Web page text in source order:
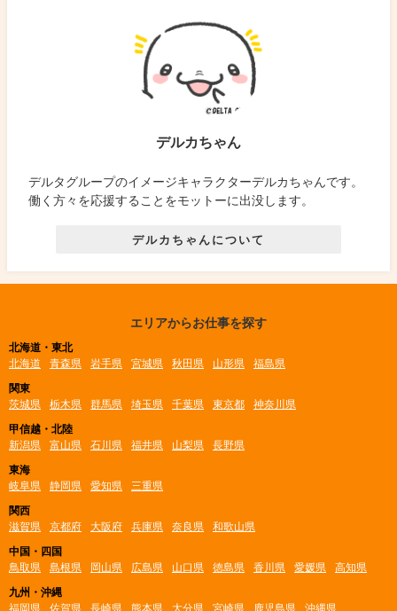
デルカちゃん
デルタグループのイメージキャラクターデルカちゃんです。
働く方々を応援することをモットーに出没します。
デルカちゃんについて
エリアからお仕事を探す
北海道・東北
北海道
青森県 岩手県 宮城県 秋田県 山形県 福島県
関東
茨城県
栃木県 群馬県 埼玉県 千葉県 東京都 神奈川県
甲信越・北陸
新潟県
富山県 石川県 福井県 山梨県 長野県
東海
岐阜県
静岡県 愛知県 三重県
関西
滋賀県
京都府 大阪府 兵庫県 奈良県 和歌山県
中国・四国
鳥取県
島根県 岡山県 広島県 山口県 徳島県 香川県 愛媛県 高知県
九州・沖縄
福岡県
佐賀県 長崎県 熊本県 大分県 宮崎県 鹿児島県 沖縄県